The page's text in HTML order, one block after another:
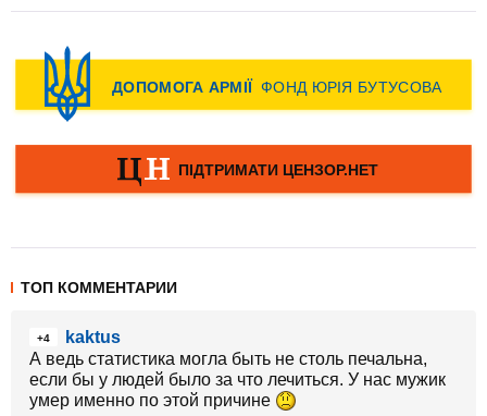
ТОП КОММЕНТАРИИ
+4
kaktus
А ведь статистика могла быть не столь печальна,
если бы у людей было за что лечиться. У нас мужик
умер именно по этой причине